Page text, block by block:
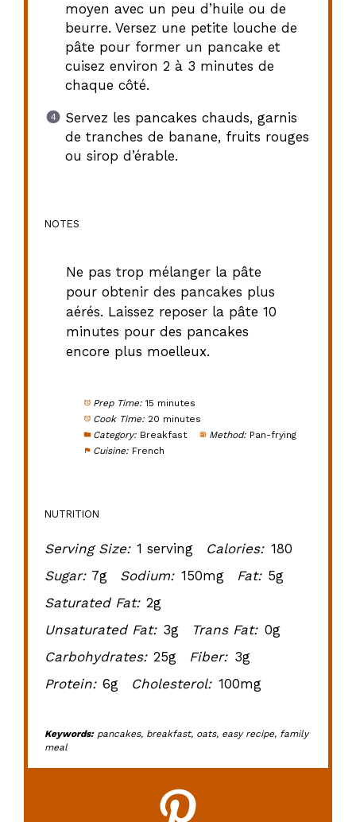
moyen avec un peu d’huile ou de
beurre. Versez une petite louche de
pâte pour former un pancake et
cuisez environ 2 à 3 minutes de
chaque côté.
Servez les pancakes chauds, garnis
de tranches de banane, fruits rouges
ou sirop d’érable.
NOTES
Ne pas trop mélanger la pâte
pour obtenir des pancakes plus
aérés. Laissez reposer la pâte 10
minutes pour des pancakes
encore plus moelleux.
Prep Time: 15 minutes
Cook Time: 20 minutes
Category: Breakfast Method: Pan-frying
Cuisine: French
NUTRITION
Serving Size: 1 serving Calories: 180
Sugar: 7g Sodium: 150mg Fat: 5g
Saturated Fat: 2g
Unsaturated Fat: 3g Trans Fat: 0g
Carbohydrates: 25g Fiber: 3g
Protein: 6g Cholesterol: 100mg
Keywords:pancakes, breakfast, oats, easy recipe, family
meal